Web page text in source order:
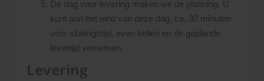
De dag voor levering maken we de planning. U
kunt aan het eind van deze dag, ca. 30 minuten
voor sluitingstijd, even bellen en de geplande
levertijd vernemen.